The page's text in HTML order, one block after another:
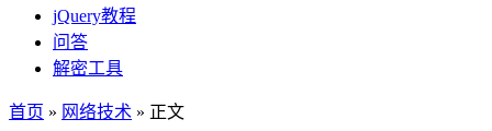
jQuery教程
问答
解密工具
首页 » 网络技术 » 正文